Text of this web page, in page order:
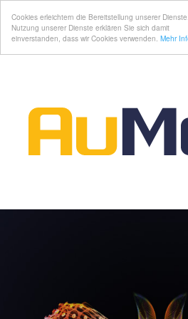
Cookies erleichtern die Bereitstellung unserer
Nutzung unserer Dienste erklären Sie sich damit
einverstanden, dass wir Cookies verwenden. Mehr
ÜBER UNS
LEISTUNGEN